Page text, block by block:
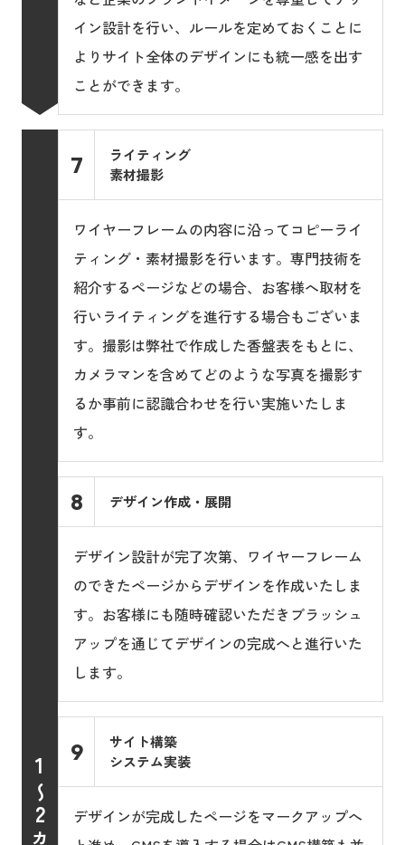
イン設計を行い、ルールを定めておくことに
よりサイト全体のデザインにも統一感を出す
ことができます。
1
〜
2
ヵ
7
ライティング
素材撮影
ワイヤーフレームの内容に沿ってコピーライ
ティング・素材撮影を行います。専門技術を
紹介するページなどの場合、お客様へ取材を
行いライティングを進行する場合もございま
す。撮影は弊社で作成した香盤表をもとに、
カメラマンを含めてどのような写真を撮影す
るか事前に認識合わせを行い実施いたしま
す。
8 デザイン作成・展開
デザイン設計が完了次第、ワイヤーフレーム
のできたページからデザインを作成いたしま
す。お客様にも随時確認いただきブラッシュ
アップを通じてデザインの完成へと進行いた
します。
9
サイト構築
システム実装
デザインが完成したページをマークアップへ